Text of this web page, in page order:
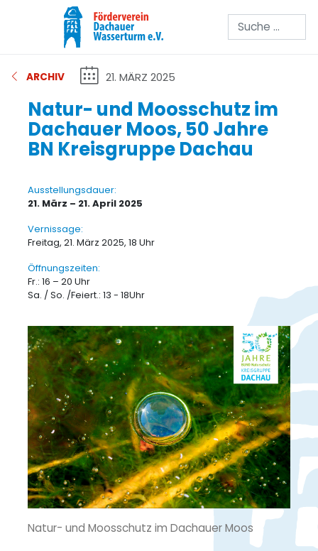
Suchen
ARCHIV 21. MÄRZ 2025
Natur- und Moosschutz im
Dachauer Moos, 50 Jahre
BN Kreisgruppe Dachau
Ausstellungsdauer:
21. März – 21. April 2025
Vernissage:
Freitag, 21. März 2025, 18 Uhr
Öffnungszeiten:
Fr.: 16 – 20 Uhr
Sa. / So. /Feiert.: 13 - 18Uhr
Natur- und Moosschutz im Dachauer Moos